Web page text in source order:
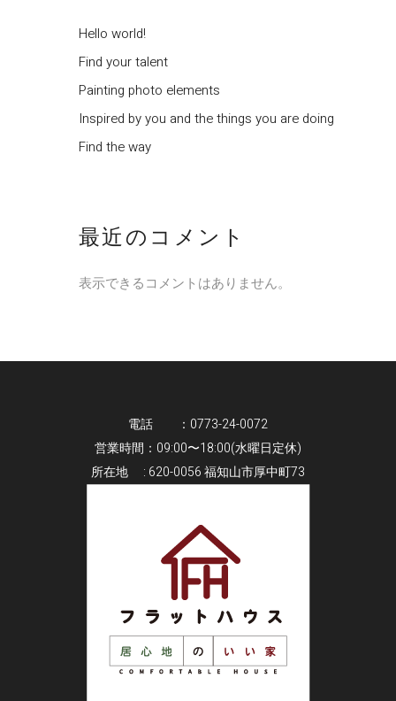
Hello world!
Find your talent
Painting photo elements
Inspired by you and the things you are doing
Find the way
最近のコメント
表示できるコメントはありません。
電話 ：0773-24-0072
営業時間：09:00〜18:00(水曜日定休)
所在地 : 620-0056 福知山市厚中町73